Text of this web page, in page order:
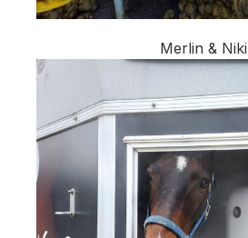
Merlin & Niki